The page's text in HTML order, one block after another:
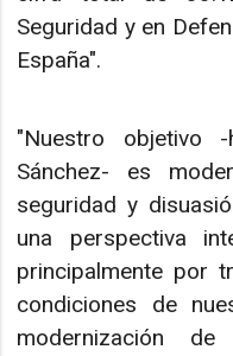
Seguridad y en
España".
"Nuestro objetivo
Sánchez- es
seguridad y
una perspectiva
principalmente por
condiciones de
modernización